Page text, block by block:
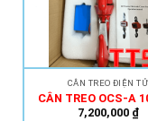
CÂN TREO ĐIỆN TỬ
CÂN TREO OCS-A
7,200,000 ₫